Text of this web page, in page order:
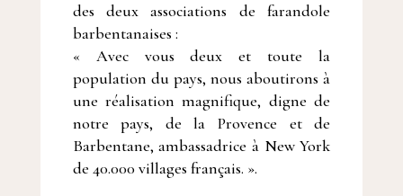
des deux associations de farandole
barbentanaises :
« Avec vous deux et toute la
population du pays, nous aboutirons à
une réalisation magnifique, digne de
notre pays, de la Provence et de
Barbentane, ambassadrice à New York
de 40.000 villages français. ».